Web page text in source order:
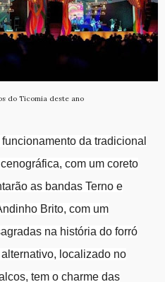
do Ticomia deste ano
da tradicional
com um coreto
as bandas Terno e
Brito, com um
na história do forró
localizado no
tem o charme das